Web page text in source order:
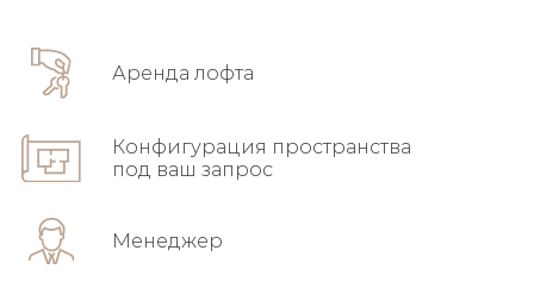
Аренда лофта
Конфигурация пространства
под ваш запрос
Менеджер